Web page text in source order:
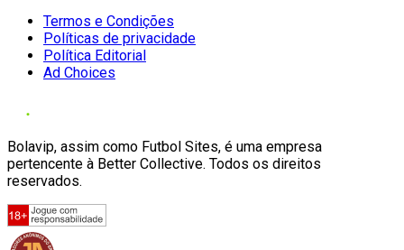
Termos e Condições
Políticas de privacidade
Política Editorial
Ad Choices
Bolavip, assim como Futbol Sites, é uma empresa
pertencente à Better Collective. Todos os direitos
reservados.